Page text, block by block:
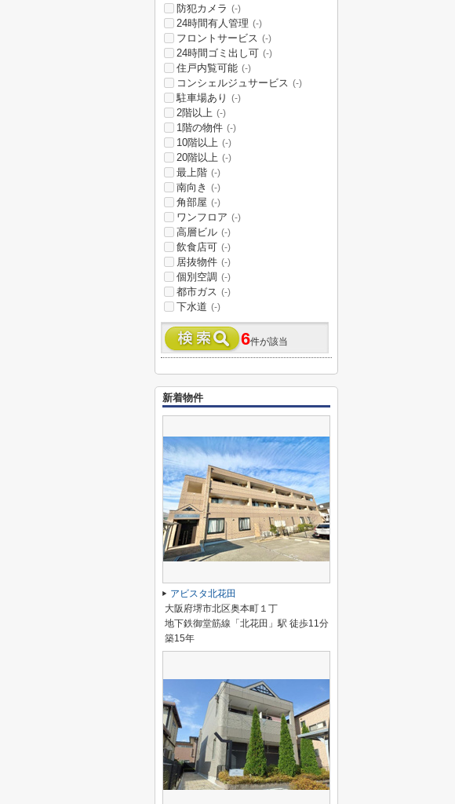
防犯カメラ (-)
24時間有人管理 (-)
フロントサービス (-)
24時間ゴミ出し可 (-)
住戸内覧可能 (-)
コンシェルジュサービス (-)
駐車場あり (-)
2階以上 (-)
1階の物件 (-)
10階以上 (-)
20階以上 (-)
最上階 (-)
南向き (-)
角部屋 (-)
ワンフロア (-)
高層ビル (-)
飲食店可 (-)
居抜物件 (-)
個別空調 (-)
都市ガス (-)
下水道 (-)
6件が該当
新着物件
アビスタ北花田
大阪府堺市北区奥本町１丁
地下鉄御堂筋線「北花田」駅 徒歩11分
築15年